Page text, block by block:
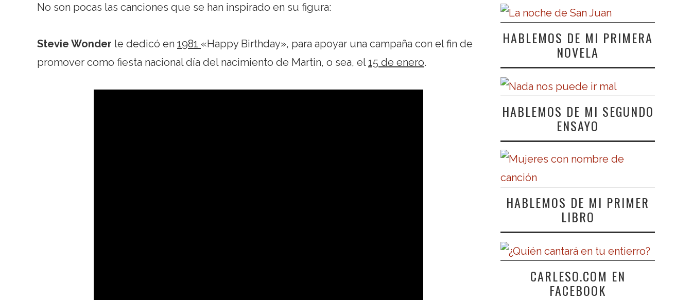
No son pocas las canciones que se han inspirado en su figura:
Stevie Wonder le dedicó en 1981 «Happy Birthday», para apoyar una campaña con el fin de
promover como fiesta nacional día del nacimiento de Martin, o sea, el15 de enero.
HABLEMOS DE MI PRIMERA
NOVELA
HABLEMOS DE MI SEGUNDO
ENSAYO
HABLEMOS DE MI PRIMER
LIBRO
CARLESO.COM EN
FACEBOOK